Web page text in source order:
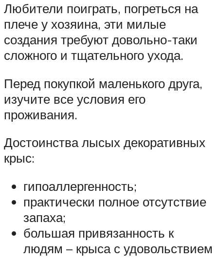
Любители поиграть, погреться на
плече у хозяина, эти милые
создания требуют довольно-таки
сложного и тщательного ухода.
Перед покупкой маленького друга,
изучите все условия его
проживания.
Достоинства лысых декоративных
крыс:
гипоаллергенность;
практически полное отсутствие
запаха;
большая привязанность к
людям – крыса с удовольствием